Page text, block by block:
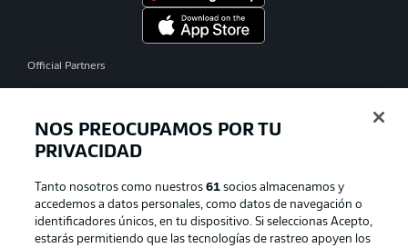
Official Partners
NOS PREOCUPAMOS POR TU
PRIVACIDAD
Tanto nosotros como nuestros61 socios almacenamos y
accedemos a datos personales, como datos de navegación o
identificadores únicos, en tu dispositivo. Si seleccionas Acepto,
estarás permitiendo que las tecnologías de rastreo apoyen los